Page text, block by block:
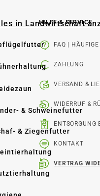
in Landwirtschaft
& Schweinefutter
& Ziegenfutter
HILFE & SERVICE
FAQ | HÄUFIGE
ZAHLUNG
VERSAND &
WIDERRUF &
ENTSORGUNG
KONTAKT
VERTRAG